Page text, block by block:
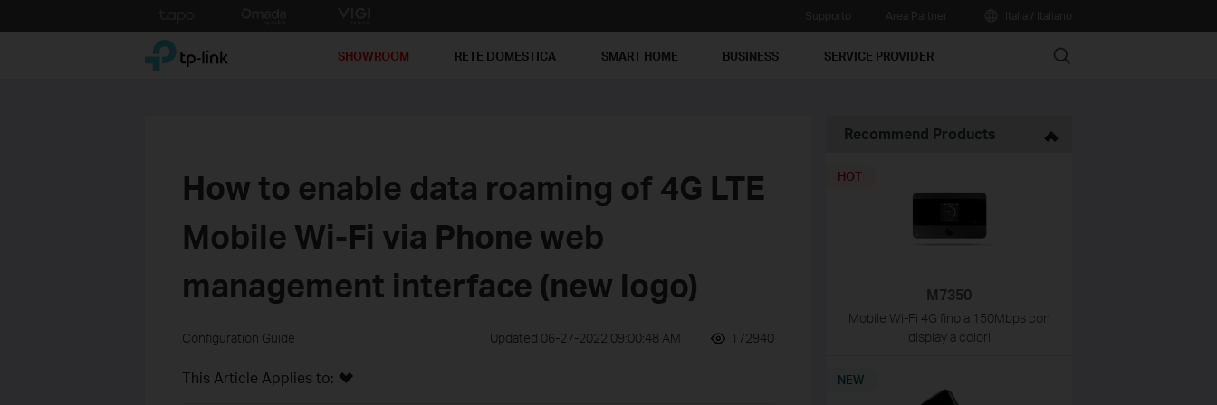
to
TP-Link, Reliably Smart SHOWROOM RETE DOMESTICA SMART HOME BUSINESS SERVICE PROVIDER Search
How to enable data roaming of 4G LTE
Mobile Wi-Fi via Phone web
management interface (new logo)
Configuration Guide Updated 06-27-2022 09:00:48 AM 172940
This Article Applies to:
Recommend Products
M7350
Mobile Wi-Fi 4G fino a 150Mbps con
display a colori
HOT
NEW